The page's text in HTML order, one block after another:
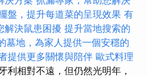
盤，提升每道菜的呈現效果 有
解決鼠患困擾 提升當地搜索的
墓地，為家人提供一個安穩的
提供更多關懷與陪伴 歐式料理
利相對不遠，但仍然光明年，